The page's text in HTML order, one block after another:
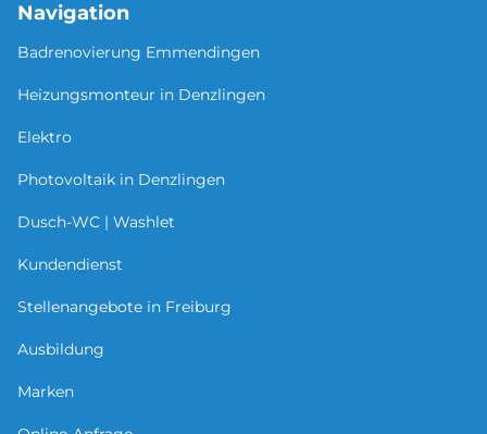
Navigation
Badrenovierung Emmendingen
Heizungsmonteur in Denzlingen
Elektro
Photovoltaik in Denzlingen
Dusch-WC | Washlet
Kundendienst
Stellenangebote in Freiburg
Ausbildung
Marken